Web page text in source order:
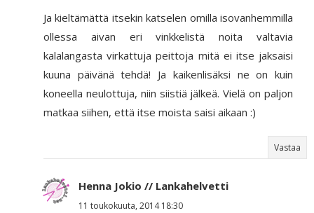
Ja kieltämättä itsekin katselen omilla isovanhemmilla
ollessa aivan eri vinkkelistä noita valtavia
kalalangasta virkattuja peittoja mitä ei itse jaksaisi
kuuna päivänä tehdä! Ja kaikenlisäksi ne on kuin
koneella neulottuja, niin siistiä jälkeä. Vielä on paljon
matkaa siihen, että itse moista saisi aikaan :)
Vastaa
Henna Jokio // Lankahelvetti
11 toukokuuta, 2014 18:30